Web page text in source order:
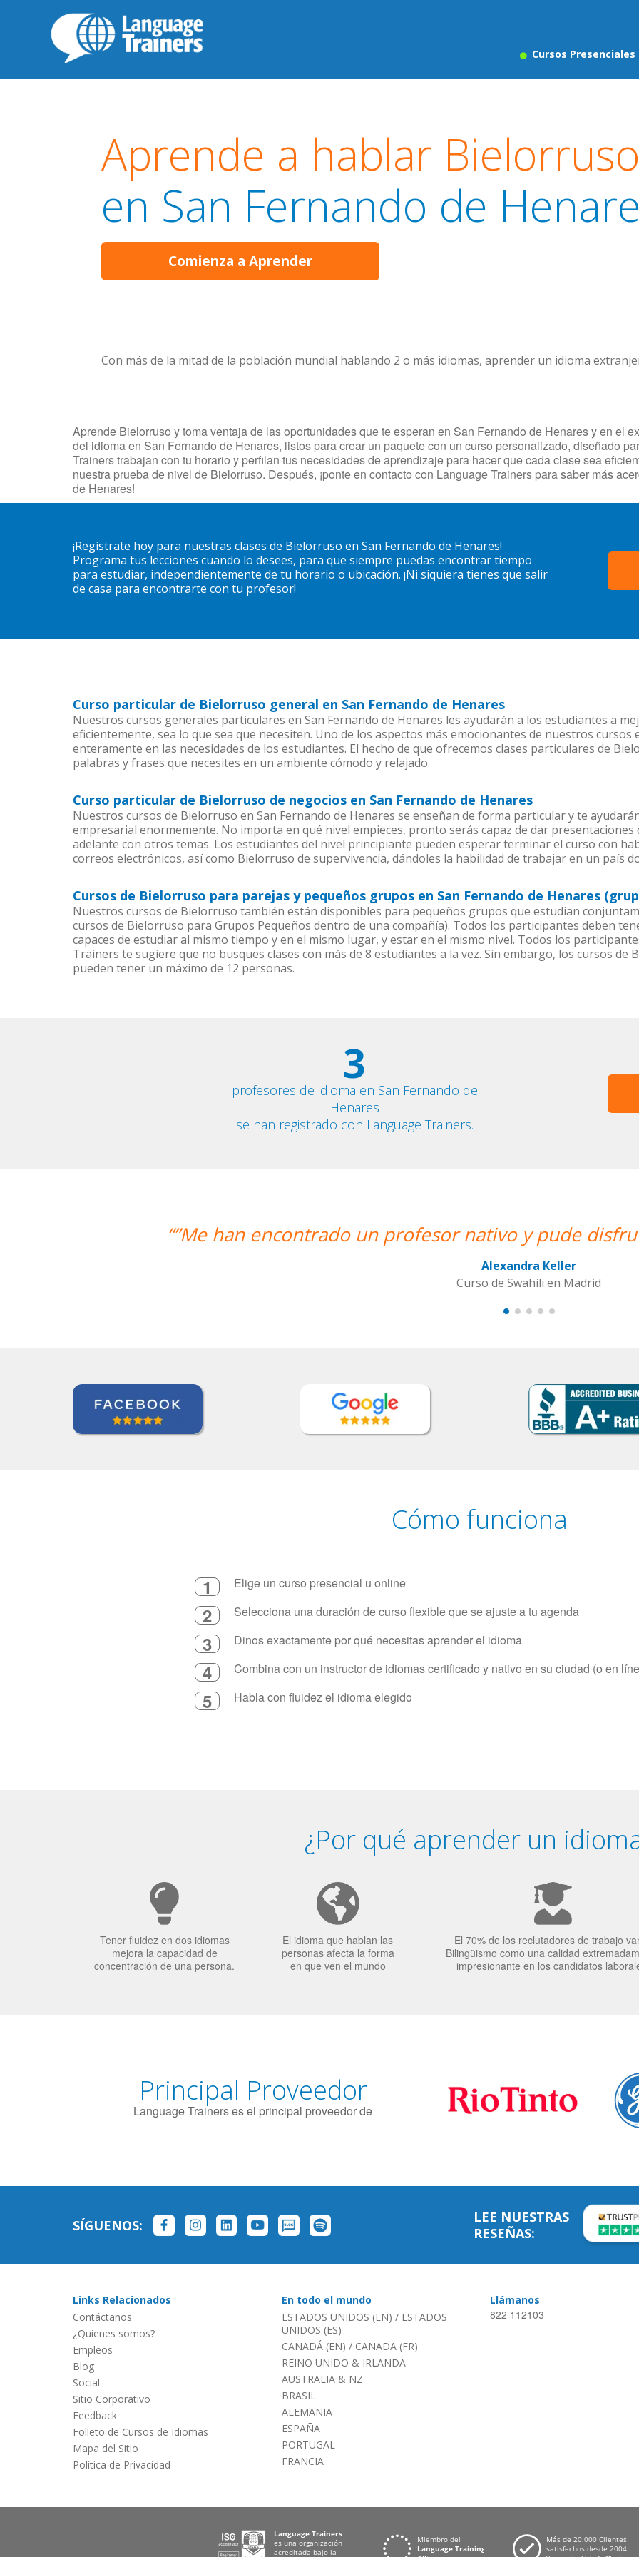
Cursos Presenciales
Aprende a hablar Bielorruso
en San Fernando de
Comienza a Aprender
Con más de la mitad de la población mundial hablando 2 o más idiomas, aprender un idioma
Aprende Bielorruso y toma ventaja de las oportunidades que te esperan en San Fernando de Henares y en el
del idioma en San Fernando de Henares, listos para crear un paquete con un curso personalizado, diseñado
Trainers trabajan con tu horario y perfilan tus necesidades de aprendizaje para hacer que cada clase sea
nuestra prueba de nivel de Bielorruso. Después, ¡ponte en contacto con Language Trainers para saber más
de Henares!
¡Regístrate hoy para nuestras clases de Bielorruso en San Fernando de Henares!
Programa tus lecciones cuando lo desees, para que siempre puedas encontrar tiempo
para estudiar, independientemente de tu horario o ubicación. ¡Ni siquiera tienes que salir
de casa para encontrarte con tu profesor!
Curso particular de Bielorruso general en San Fernando de Henares
Nuestros cursos generales particulares en San Fernando de Henares les ayudarán a los estudiantes a
eficientemente, sea lo que sea que necesiten. Uno de los aspectos más emocionantes de nuestros
enteramente en las necesidades de los estudiantes. El hecho de que ofrecemos clases particulares de
palabras y frases que necesites en un ambiente cómodo y relajado.
Curso particular de Bielorruso de negocios en San Fernando de Henares
Nuestros cursos de Bielorruso en San Fernando de Henares se enseñan de forma particular y te
empresarial enormemente. No importa en qué nivel empieces, pronto serás capaz de dar
adelante con otros temas. Los estudiantes del nivel principiante pueden esperar terminar el curso con
correos electrónicos, así como Bielorruso de supervivencia, dándoles la habilidad de trabajar en un país
Cursos de Bielorruso para parejas y pequeños grupos en San Fernando de Henares
Nuestros cursos de Bielorruso también están disponibles para pequeños grupos que estudian
cursos de Bielorruso para Grupos Pequeños dentro de una compañía). Todos los participantes deben
capaces de estudiar al mismo tiempo y en el mismo lugar, y estar en el mismo nivel. Todos los
Trainers te sugiere que no busques clases con más de 8 estudiantes a la vez. Sin embargo, los cursos
pueden tener un máximo de 12 personas.
3
profesores de idioma en San Fernando de
Henares
se han registrado con Language Trainers.
“”Me han encontrado un profesor nativo y pude
Alexandra Keller
Curso de Swahili en Madrid
Cómo funciona
1 Elige un curso presencial u online
2 Selecciona una duración de curso flexible que se ajuste a tu agenda
3 Dinos exactamente por qué necesitas aprender el idioma
4 Combina con un instructor de idiomas certificado y nativo en su ciudad (o en
5 Habla con fluidez el idioma elegido
¿Por qué aprender un
Tener fluidez en dos idiomas
mejora la capacidad de
concentración de una persona.
El idioma que hablan las
personas afecta la forma
en que ven el mundo
El 70% de los reclutadores de trabajo
Bilingüismo como una calidad
impresionante en los candidatos
Principal Proveedor
Language Trainers es el principal proveedor de
SÍGUENOS:
LEE NUESTRAS
RESEÑAS:
Links Relacionados
Contáctanos
¿Quienes somos?
Empleos
Blog
Social
Sitio Corporativo
Feedback
Folleto de Cursos de Idiomas
Mapa del Sitio
Política de Privacidad
En todo el mundo
ESTADOS UNIDOS (EN) / ESTADOS
UNIDOS (ES)
CANADÁ (EN) / CANADA (FR)
REINO UNIDO & IRLANDA
AUSTRALIA & NZ
BRASIL
ALEMANIA
ESPAÑA
PORTUGAL
FRANCIA
Llámanos
822 112103